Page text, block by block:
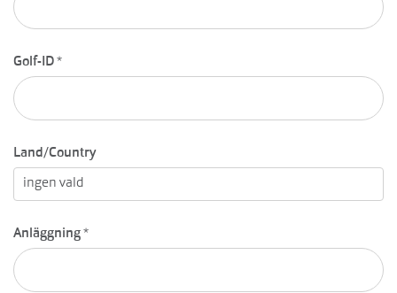
Golf-ID *
Land/Country
Anläggning *